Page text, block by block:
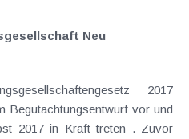
Neu
Begutachtungsentwurf vor und